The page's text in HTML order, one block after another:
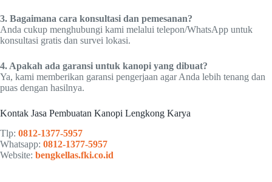
3. Bagaimana cara konsultasi dan pemesanan?
Anda cukup menghubungi kami melalui telepon/WhatsApp untuk
konsultasi gratis dan survei lokasi.
4. Apakah ada garansi untuk kanopi yang dibuat?
Ya, kami memberikan garansi pengerjaan agar Anda lebih tenang dan
puas dengan hasilnya.
Kontak Jasa Pembuatan Kanopi Lengkong Karya
Tlp: 0812-1377-5957
Whatsapp: 0812-1377-5957
Website: bengkellas.fki.co.id